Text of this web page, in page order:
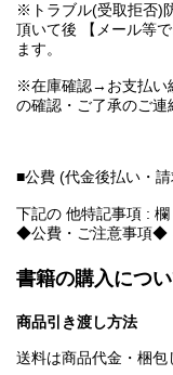
※トラブル(受取拒否)
頂いて後 【メール等
ます。
※在庫確認→お支払い
の確認・ご了承のご
■公費 (代金後払い・
下記の 他特記事項 : 欄
◆公費・ご注意事項◆
書籍の購入につ
商品引き渡し方法
送料は商品代金・梱包